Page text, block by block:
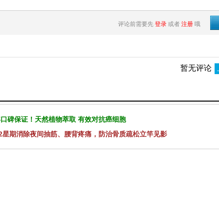
评论前需要先 登录 或者 注册 哦
暂无评论
碑保证！天然植物萃取 有效对抗癌细胞
期消除夜间抽筋、腰背疼痛，防治骨质疏松立竿见影